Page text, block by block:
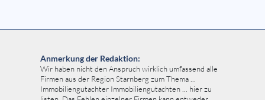
Anmerkung der Redaktion:
Wir haben nicht den Anspruch wirklich umfassend alle
Firmen aus der Region Starnberg zum Thema ...
Immobiliengutachter Immobiliengutachten ... hier zu